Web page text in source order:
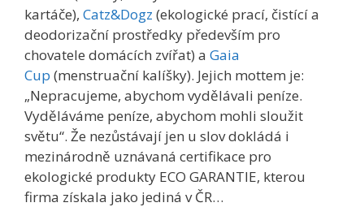
kartáče), Catz&Dogz (ekologické prací, čistící a
deodorizační prostředky především pro
chovatele domácích zvířat) a Gaia
Cup (menstruační kalíšky). Jejich mottem je:
„Nepracujeme, abychom vydělávali peníze.
Vyděláváme peníze, abychom mohli sloužit
světu“. Že nezůstávají jen u slov dokládá i
mezinárodně uznávaná certifikace pro
ekologické produkty ECO GARANTIE, kterou
firma získala jako jediná v ČR…